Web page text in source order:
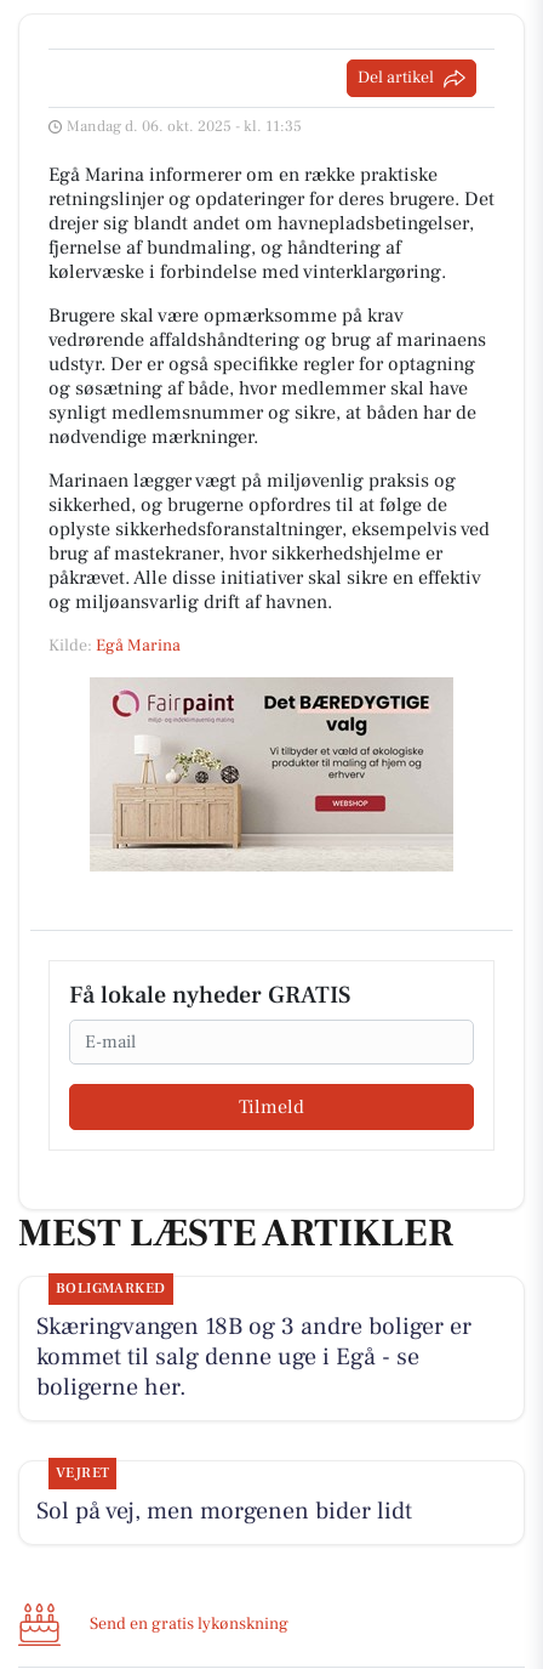
Del artikel
Mandag d. 06. okt. 2025 - kl. 11:35
Egå Marina informerer om en række praktiske
retningslinjer og opdateringer for deres brugere. Det
drejer sig blandt andet om havnepladsbetingelser,
fjernelse af bundmaling, og håndtering af
kølervæske i forbindelse med vinterklargøring.
Brugere skal være opmærksomme på krav
vedrørende affaldshåndtering og brug af marinaens
udstyr. Der er også specifikke regler for optagning
og søsætning af både, hvor medlemmer skal have
synligt medlemsnummer og sikre, at båden har de
nødvendige mærkninger.
Marinaen lægger vægt på miljøvenlig praksis og
sikkerhed, og brugerne opfordres til at følge de
oplyste sikkerhedsforanstaltninger, eksempelvis ved
brug af mastekraner, hvor sikkerhedshjelme er
påkrævet. Alle disse initiativer skal sikre en effektiv
og miljøansvarlig drift af havnen.
Kilde: Egå Marina
Få lokale nyheder GRATIS
Email
Tilmeld
MEST LÆSTE ARTIKLER
BOLIGMARKED
Skæringvangen 18B og 3 andre boliger er
kommet til salg denne uge i Egå - se
boligerne her.
VEJRET
Sol på vej, men morgenen bider lidt
Send en gratis lykønskning